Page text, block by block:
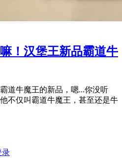
！汉堡王新品霸道牛
道牛魔王的新品，嗯...你没听
不仅叫霸道牛魔王，甚至还是牛
录